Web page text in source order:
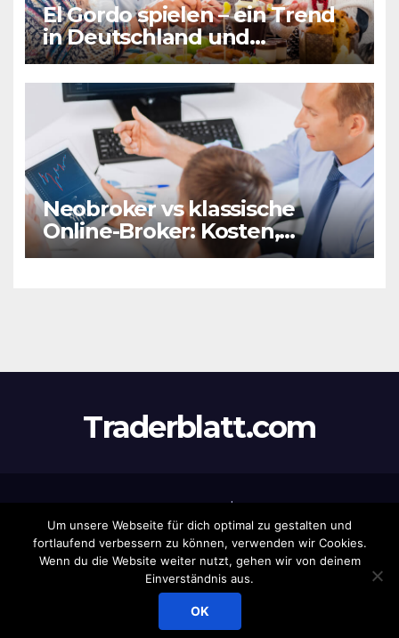
El Gordo spielen – ein Trend
in Deutschland und
Frankreich gleichermaßen
Neobroker vs klassische
Online-Broker: Kosten,
Leistungen & Vorzüge
Traderblatt.com
Stolz präsentiert von WordPress|Theme:Newsupvon
Themeansar
EintragHaftungsausschluss
NewsletterProdukte
Um unsere Webseite für dich optimal zu gestalten und
fortlaufend verbessern zu können, verwenden wir Cookies.
Wenn du die Website weiter nutzt, gehen wir von deinem
Einverständnis aus.
OK